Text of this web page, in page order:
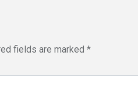
fields are marked *